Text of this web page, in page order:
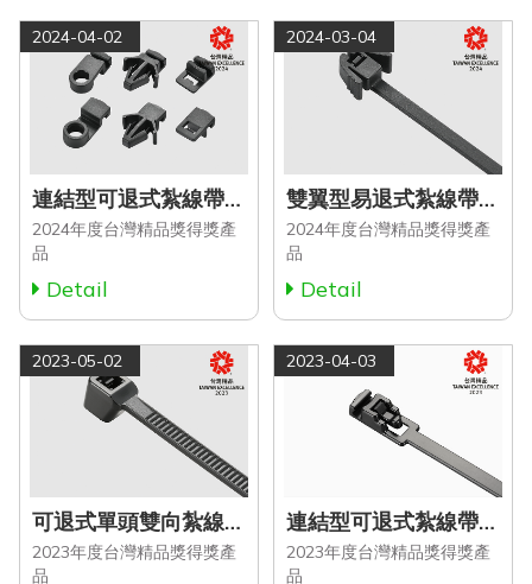
2024-04-02
連結型可退式紮線帶配件
2024年度台灣精品獎得獎產
品
Detail
2024-03-04
雙翼型易退式紮線帶 (RCT Series)
2024年度台灣精品獎得獎產
品
Detail
2023-05-02
可退式單頭雙向紮線帶 (RLC Series)
2023年度台灣精品獎得獎產
品
2023-04-03
連結型可退式紮線帶 (LHV Series)
2023年度台灣精品獎得獎產
品